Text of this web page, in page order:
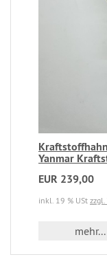
Yanmar
EUR 239,00
inkl. 19 % USt zzgl.
mehr...